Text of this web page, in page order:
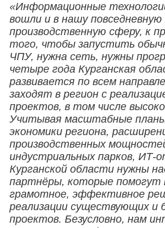
«Информационные
вошли и в нашу повседневную
производственную сферу, к
того, чтобы запустить
ЧПУ, нужна сеть, нужны
четыре года Курганская
развивается по всем
заходят в регион с
проектов, в том числе
Учитывая масштабные
экономики региона,
производственных
индустриальных парков, ИТ-
Курганской области нужны
партнёры, которые помогут
грамотное, эффективное
реализации существующих и
проектов. Безусловно, нам